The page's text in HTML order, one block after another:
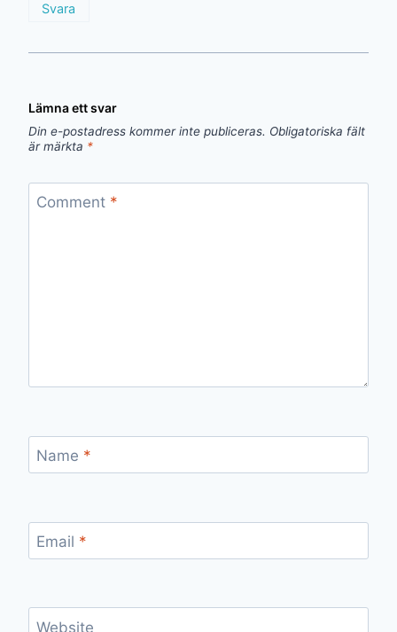
Svara
Lämna ett svar
Din e-postadress kommer inte publiceras. Obligatoriska fält
är märkta *
Comment *
Name *
Email *
Website